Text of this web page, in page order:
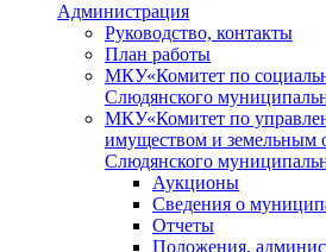
Администрация
Руководство, контакты
План работы
МКУ«Комитет по
Слюдянского
МКУ«Комитет по
имуществом и земельным
Слюдянского
Аукционы
Сведения о
Отчеты
Положения,